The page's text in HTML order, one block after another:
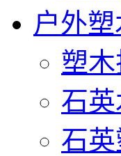
户外
塑
石
石